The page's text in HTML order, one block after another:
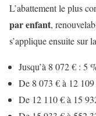
L’abattement le plus
par enfant,
s’applique ensuite sur
Jusqu’à 8 072 € : 5
De 8 073 € à 12
De 12 110 € à 15